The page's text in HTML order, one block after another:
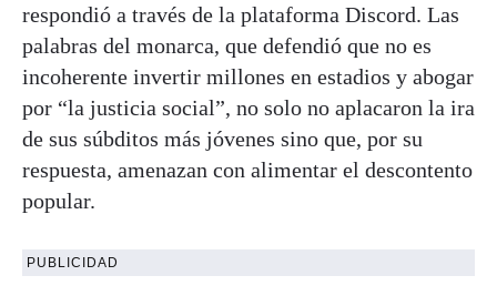
respondió a través de la plataforma Discord. Las
palabras del monarca, que defendió que no es
incoherente invertir millones en estadios y abogar
por “la justicia social”, no solo no aplacaron la ira
de sus súbditos más jóvenes sino que, por su
respuesta, amenazan con alimentar el descontento
popular.
PUBLICIDAD